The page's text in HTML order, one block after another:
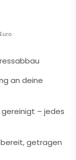
an deine
– jedes
getragen